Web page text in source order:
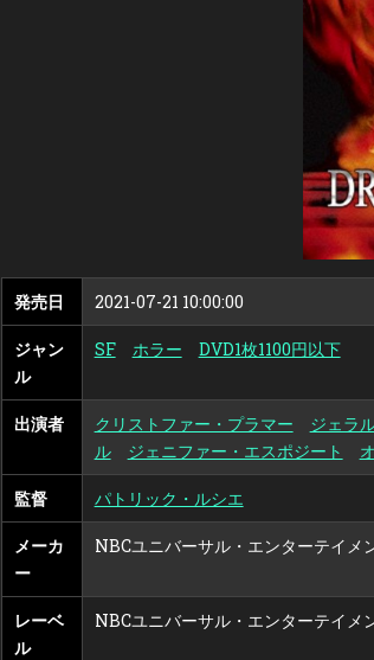
発売日 2021-07-21 10:00:00
ジャン
ル
SF ホラー DVD1枚1100円以下
出演者 クリストファー・プラマー ジェラ
ル
ジェニファー・エスポジート
監督 パトリック・ルシエ
メーカ
ー
NBCユニバーサル・エンターテイメ
レーベ
ル
NBCユニバーサル・エンターテイメ